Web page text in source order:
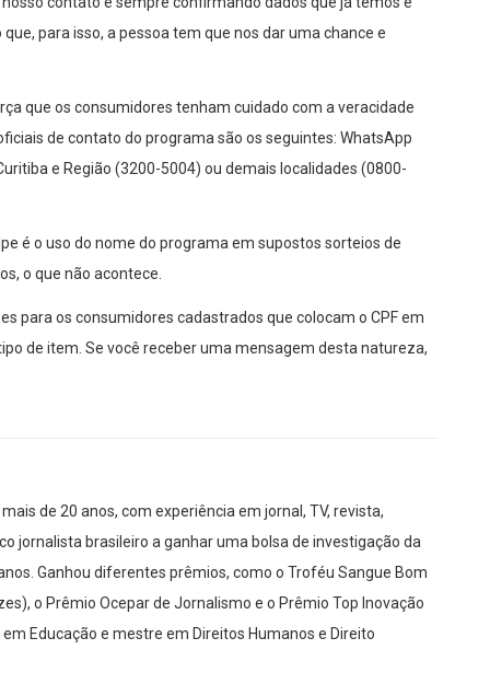
para isso, a pessoa tem que nos dar uma chance e
que os consumidores tenham cuidado com a veracidade
de contato do programa são os seguintes: WhatsApp
e Região (3200-5004) ou demais localidades (0800-
é o uso do nome do programa em supostos sorteios de
o que não acontece.
para os consumidores cadastrados que colocam o CPF em
de item. Se você receber uma mensagem desta natureza,
de 20 anos, com experiência em jornal, TV, revista,
jornalista brasileiro a ganhar uma bolsa de investigação da
Ganhou diferentes prêmios, como o Troféu Sangue Bom
o Prêmio Ocepar de Jornalismo e o Prêmio Top Inovação
Educação e mestre em Direitos Humanos e Direito